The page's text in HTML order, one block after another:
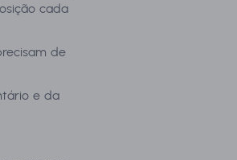
cada
de
e da